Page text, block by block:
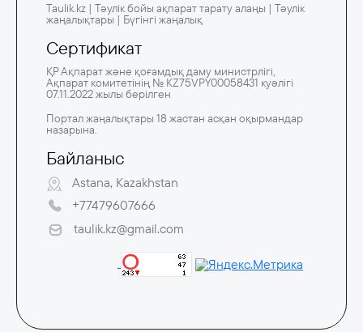
Taulik.kz | Тәулік бойы ақпарат тарату алаңы | Тәулік
жаңалықтары | Бүгінгі жаңалық
Сертификат
ҚР Ақпарат және қоғамдық даму министрлігі,
Ақпарат комитетінің № KZ75VPY00058431 куәлігі
07.11.2022 жылы берілген
Портал жаңалықтары 18 жастан асқан оқырмандар
назарына.
Байланыс
Astana, Kazakhstan
+77479607666
taulik.kz@gmail.com